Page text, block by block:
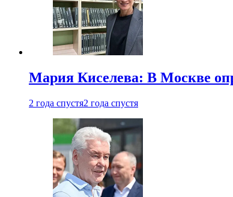
Мария Киселева: В Москве
2 года спустя2 года спустя